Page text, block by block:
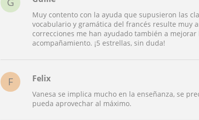
Muy contento con la ayuda que supusieron las
vocabulario y gramática del francés resulte muy
correcciones me han ayudado también a
acompañamiento. ¡5 estrellas, sin duda!
F Felix
Vanesa se implica mucho en la enseñanza, se
pueda aprovechar al máximo.